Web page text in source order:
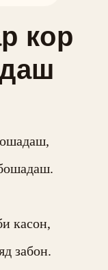
кор
касон,
забон.